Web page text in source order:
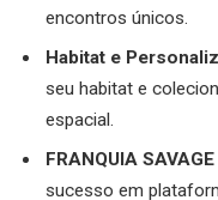
encontros únicos.
Habitat e
seu habitat e
espacial.
FRANQUIA
sucesso em